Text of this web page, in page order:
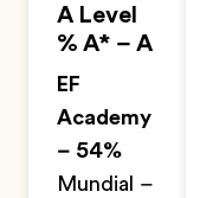
A Level
% A* – A
EF
Academy
– 54%
Mundial –